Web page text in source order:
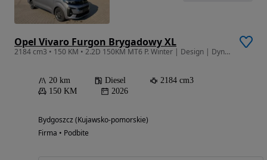
Opel Vivaro Furgon Brygadowy XL
2184 cm3 • 150 KM • 2.2D 150KM MT6 P. Winter | Design | Dynamic Surround Vision
20 km Diesel
2184 cm3
150 KM
2026
Bydgoszcz (Kujawsko-pomorskie)
Firma • Podbite